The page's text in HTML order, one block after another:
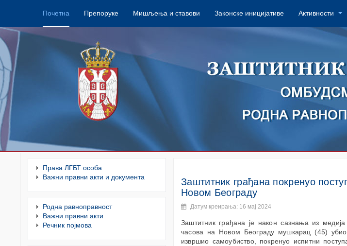
Почетна Препоруке Мишљења и ставови Законске иницијативе Активности
Заштитник грађана покренуо
Новом Београду
Датум креирања: 16 мај 2024
Заштитник грађана је након сазнања из
часова на Новом Београду мушкарац (45)
извршио самоубиство, покренуо испитни
Права ЛГБТ особа
Важни правни акти и документа
Родна равноправност
Важни правни акти
Речник појмова